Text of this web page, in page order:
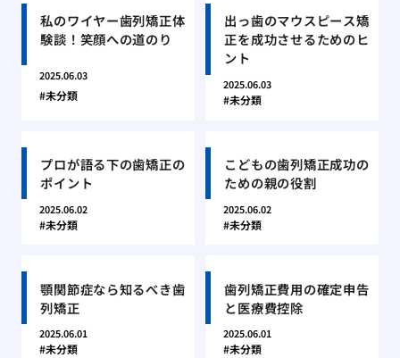
私のワイヤー歯列矯正体
験談！笑顔への道のり
2025.06.03
未分類
出っ歯のマウスピース矯
正を成功させるためのヒ
ント
2025.06.03
未分類
プロが語る下の歯矯正の
ポイント
2025.06.02
未分類
こどもの歯列矯正成功の
ための親の役割
2025.06.02
未分類
顎関節症なら知るべき歯
列矯正
2025.06.01
未分類
歯列矯正費用の確定申告
と医療費控除
2025.06.01
未分類